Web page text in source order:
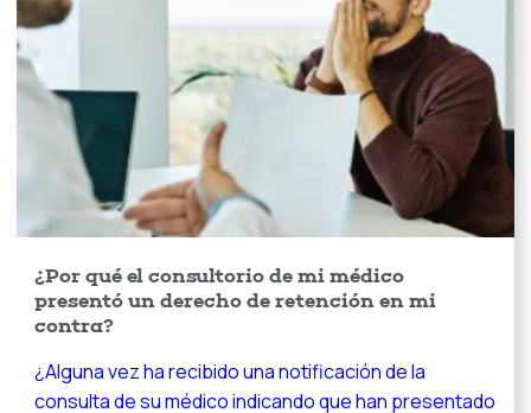
¿Por qué el consultorio de mi médico
presentó un derecho de retención en mi
contra?
¿Alguna vez ha recibido una notificación de la
consulta de su médico indicando que han presentado